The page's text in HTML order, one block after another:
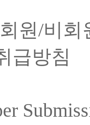
원/비회
급방침